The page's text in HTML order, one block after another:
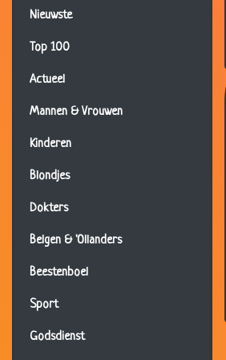
Nieuwste
Top 100
Actueel
Mannen & Vrouwen
Kinderen
Blondjes
Dokters
Belgen & 'Ollanders
Beestenboel
Sport
Godsdienst